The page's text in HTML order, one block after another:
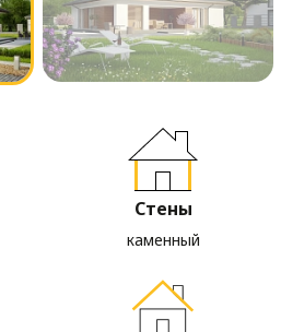
Стены
каменный